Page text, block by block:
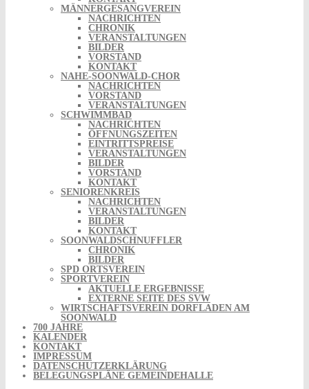
MÄNNERGESANGVEREIN
NACHRICHTEN
CHRONIK
VERANSTALTUNGEN
BILDER
VORSTAND
KONTAKT
NAHE-SOONWALD-CHOR
NACHRICHTEN
VORSTAND
VERANSTALTUNGEN
SCHWIMMBAD
NACHRICHTEN
ÖFFNUNGSZEITEN
EINTRITTSPREISE
VERANSTALTUNGEN
BILDER
VORSTAND
KONTAKT
SENIORENKREIS
NACHRICHTEN
VERANSTALTUNGEN
BILDER
KONTAKT
SOONWALDSCHNUFFLER
CHRONIK
BILDER
SPD ORTSVEREIN
SPORTVEREIN
AKTUELLE ERGEBNISSE
EXTERNE SEITE DES SVW
WIRTSCHAFTSVEREIN DORFLADEN AM
SOONWALD
700 JAHRE
KALENDER
KONTAKT
IMPRESSUM
DATENSCHUTZERKLÄRUNG
BELEGUNGSPLÄNE GEMEINDEHALLE